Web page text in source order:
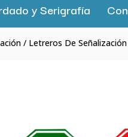
y Serigrafía
/ Letreros De